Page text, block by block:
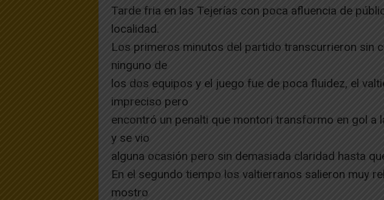
Tarde fria en las Tejerías con poca afluencia de
localidad.
Los primeros minutos del partido transcurrieron sin
ninguno de
los dos equipos y el juego fue de poca fluidez, el
impreciso pero
encontró un penalti que montori transformo en gol a
y se vio
alguna ocasión pero sin demasiada claridad hasta
En el segundo tiempo los valtierranos salieron muy
mostro